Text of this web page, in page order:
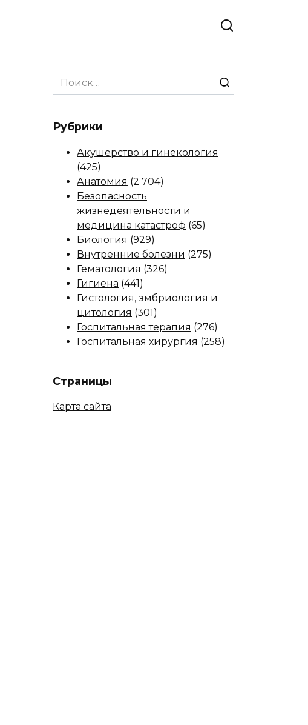
Search
for:
Рубрики
Акушерство и гинекология
(425)
Анатомия (2 704)
Безопасность
жизнедеятельности и
медицина катастроф (65)
Биология (929)
Внутренние болезни (275)
Гематология (326)
Гигиена (441)
Гистология, эмбриология и
цитология (301)
Госпитальная терапия (276)
Госпитальная хирургия (258)
Страницы
Карта сайта